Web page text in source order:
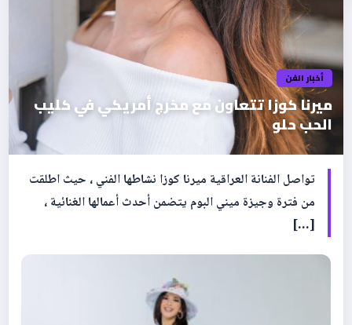
أخبار الفن
ميرنا كوزا تتعاون مع مخرج أمريكي في كليب
الحب حلو
تواصل الفنانة العراقية ميرنا كوزا نشاطها الفني ، حيث اطلقت
من فترة وجيزة ميني البوم يتضمن أحدث أعمالها الغنائية ،
[…]